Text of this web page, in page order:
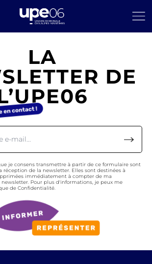
LA
DE
je consens transmettre à partir de ce formulaire sont
réception de la newsletter. Elles sont destinées à
immédiatement à compter de ma
Pour plus d'informations, je peux me
de Confidentialité.